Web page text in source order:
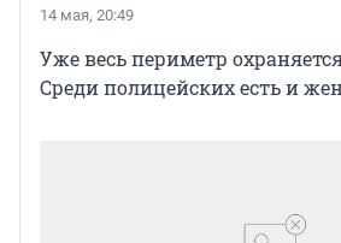
14 мая, 20:49
Уже весь периметр
Среди полицейских есть и